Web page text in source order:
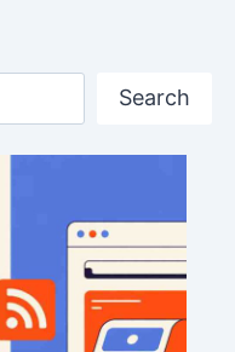
Search